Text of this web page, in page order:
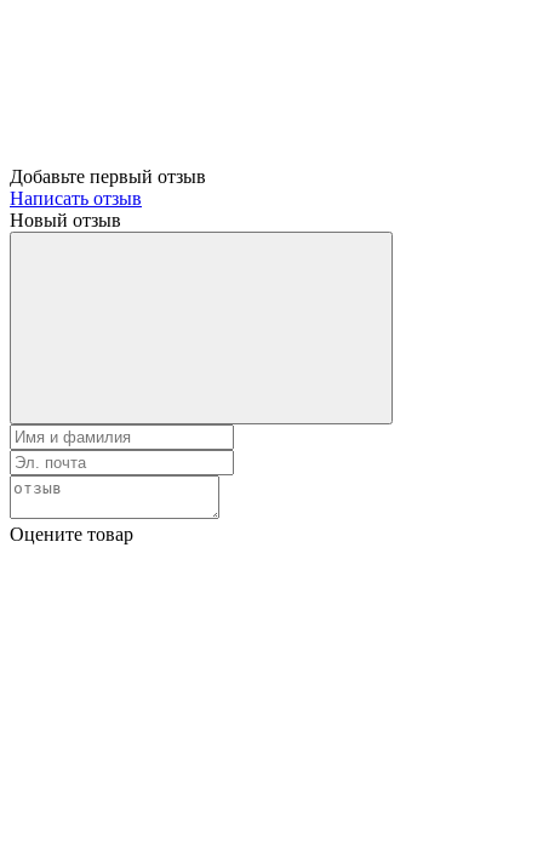
Добавьте первый отзыв
Написать отзыв
Новый отзыв
Оцените товар